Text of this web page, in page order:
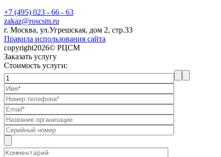
+7 (495) 023 - 66 - 63
zakaz@roscsm.ru
г. Москва, ул.Угрешская, дом 2, стр.33
Правила использования сайта
copyright2026© РЦСМ
Заказать услугу
Стоимость услуги: